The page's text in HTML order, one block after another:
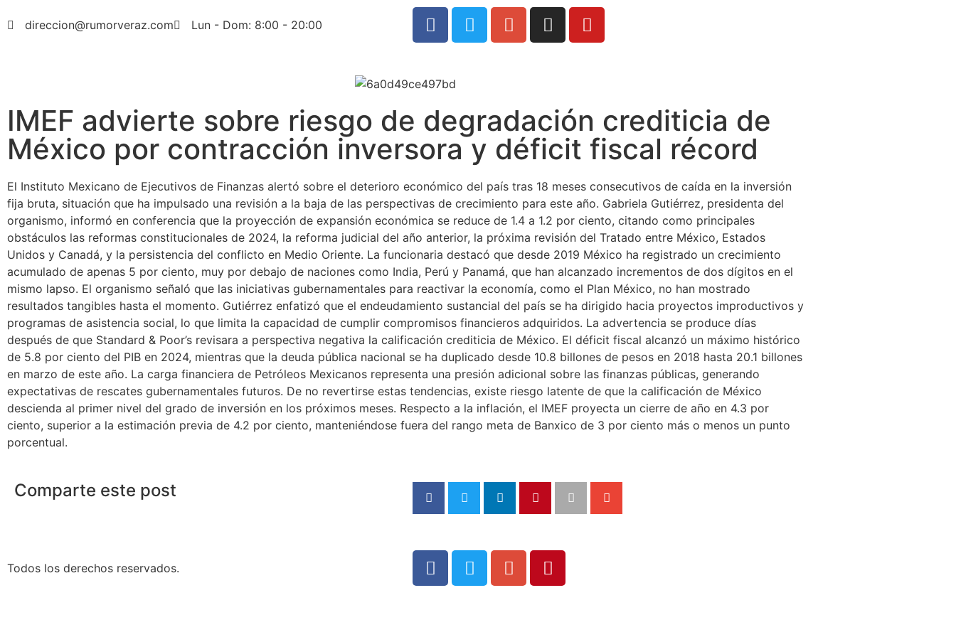
direccion@rumorveraz.com Lun - Dom: 8:00 - 20:00
IMEF advierte sobre riesgo de degradación crediticia de
México por contracción inversora y déficit fiscal récord
El Instituto Mexicano de Ejecutivos de Finanzas alertó sobre el deterioro económico del país tras 18 meses consecutivos de caída en la inversión
fija bruta, situación que ha impulsado una revisión a la baja de las perspectivas de crecimiento para este año. Gabriela Gutiérrez, presidenta del
organismo, informó en conferencia que la proyección de expansión económica se reduce de 1.4 a 1.2 por ciento, citando como principales
obstáculos las reformas constitucionales de 2024, la reforma judicial del año anterior, la próxima revisión del Tratado entre México, Estados
Unidos y Canadá, y la persistencia del conflicto en Medio Oriente. La funcionaria destacó que desde 2019 México ha registrado un crecimiento
acumulado de apenas 5 por ciento, muy por debajo de naciones como India, Perú y Panamá, que han alcanzado incrementos de dos dígitos en el
mismo lapso. El organismo señaló que las iniciativas gubernamentales para reactivar la economía, como el Plan México, no han mostrado
resultados tangibles hasta el momento. Gutiérrez enfatizó que el endeudamiento sustancial del país se ha dirigido hacia proyectos improductivos y
programas de asistencia social, lo que limita la capacidad de cumplir compromisos financieros adquiridos. La advertencia se produce días
después de que Standard & Poor’s revisara a perspectiva negativa la calificación crediticia de México. El déficit fiscal alcanzó un máximo histórico
de 5.8 por ciento del PIB en 2024, mientras que la deuda pública nacional se ha duplicado desde 10.8 billones de pesos en 2018 hasta 20.1 billones
en marzo de este año. La carga financiera de Petróleos Mexicanos representa una presión adicional sobre las finanzas públicas, generando
expectativas de rescates gubernamentales futuros. De no revertirse estas tendencias, existe riesgo latente de que la calificación de México
descienda al primer nivel del grado de inversión en los próximos meses. Respecto a la inflación, el IMEF proyecta un cierre de año en 4.3 por
ciento, superior a la estimación previa de 4.2 por ciento, manteniéndose fuera del rango meta de Banxico de 3 por ciento más o menos un punto
porcentual.
Comparte este post
Todos los derechos reservados.